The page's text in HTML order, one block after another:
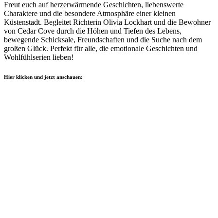
Freut euch auf herzerwärmende Geschichten, liebenswerte
Charaktere und die besondere Atmosphäre einer kleinen
Küstenstadt. Begleitet Richterin Olivia Lockhart und die Bewohner
von Cedar Cove durch die Höhen und Tiefen des Lebens,
bewegende Schicksale, Freundschaften und die Suche nach dem
großen Glück. Perfekt für alle, die emotionale Geschichten und
Wohlfühlserien lieben!
Hier klicken und jetzt anschauen: